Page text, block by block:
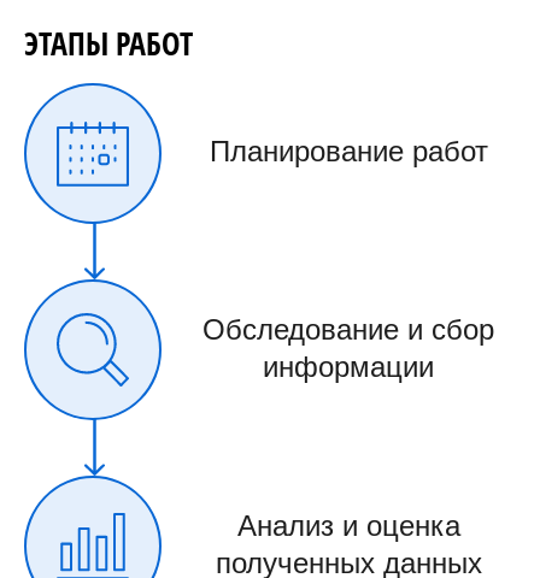
ЭТАПЫ РАБОТ
Планирование работ
Обследование и сбор
информации
Анализ и оценка
полученных данных